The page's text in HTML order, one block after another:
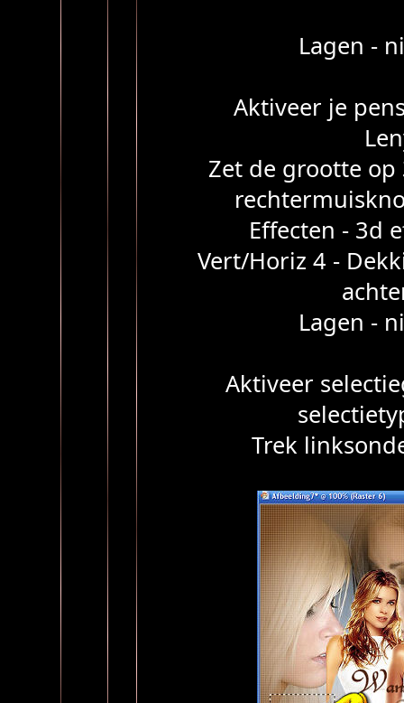
Lagen -
Aktiveer je
Zet de grootte
Effecten - 3d
Vert/Horiz 4 -
Lagen -
Aktiveer
Trek